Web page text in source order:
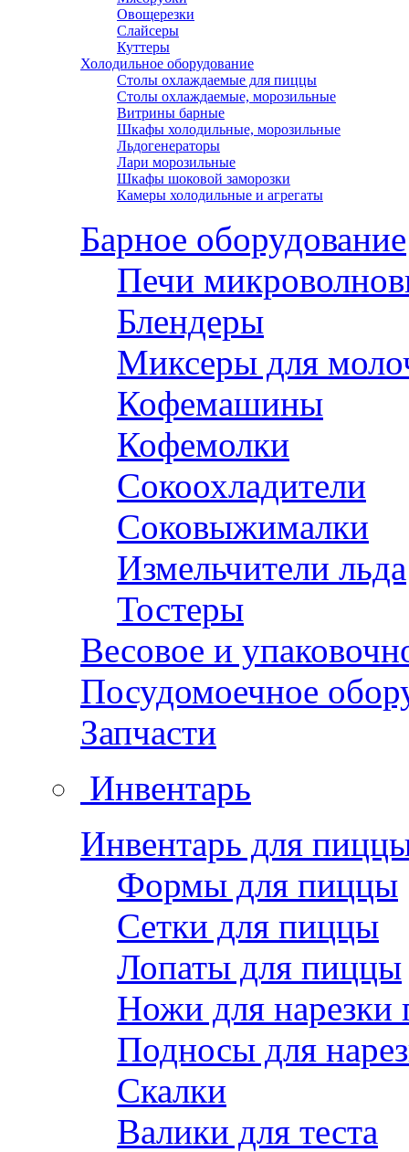
Овощерезки
Слайсеры
Куттеры
Холодильное оборудование
Столы охлаждаемые для пиццы
Столы охлаждаемые, морозильные
Витрины барные
Шкафы холодильные, морозильные
Льдогенераторы
Лари морозильные
Шкафы шоковой заморозки
Камеры холодильные и агрегаты
Барное оборудование
Печи
Блендеры
Миксеры для
Кофемашины
Кофемолки
Сокоохладители
Соковыжималки
Измельчители льда
Тостеры
Весовое и
Посудомоечное
Запчасти
Инвентарь
Инвентарь для
Формы для пиццы
Сетки для пиццы
Лопаты для пиццы
Ножи для нарезки
Подносы для
Скалки
Валики для теста